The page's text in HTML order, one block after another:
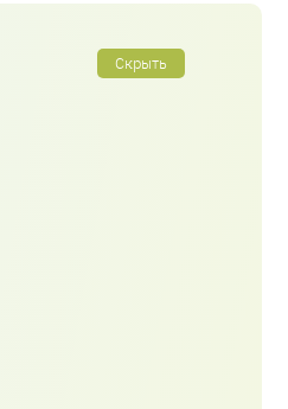
Скрыть